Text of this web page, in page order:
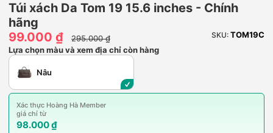
Túi xách Da Tom 19 15.6 inches - Chính
hãng
99.000 ₫
295.000 ₫ SKU: TOM19C
Lựa chọn màu và xem địa chỉ còn hàng
Nâu
Xác thực Hoàng Hà Member
giá chỉ từ
98.000 ₫